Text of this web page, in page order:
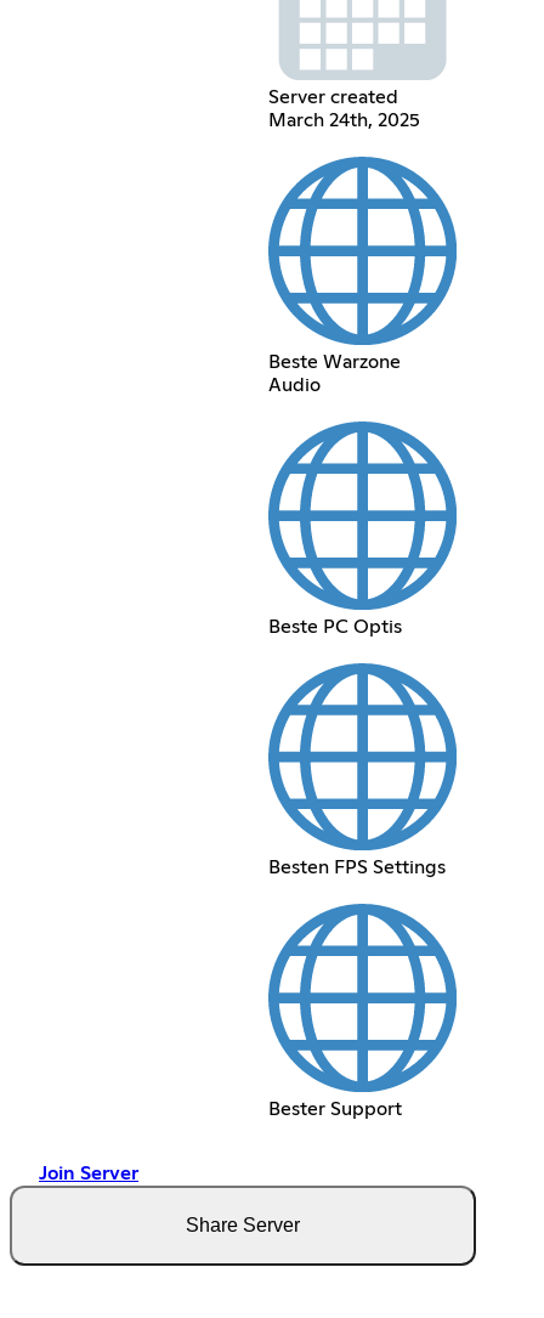
Server created
March 24th, 2025
Beste Warzone
Audio
Beste PC Optis
Besten FPS Settings
Bester Support
Join Server
Share Server